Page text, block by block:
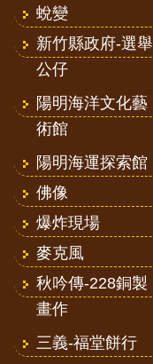
蛻變
新竹縣政府-選舉
公仔
陽明海洋文化藝
術館
陽明海運探索館
佛像
爆炸現場
麥克風
秋吟傳-228銅製
畫作
三義-福堂餅行